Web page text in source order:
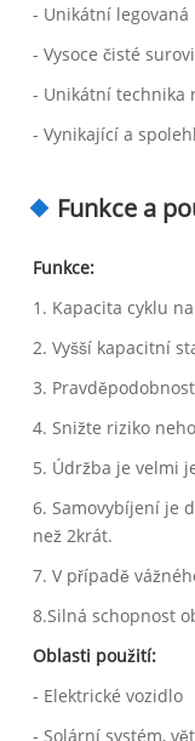
- Unikátní
- Vysoce čisté
- Unikátní technika
- Vynikající a
Funkce a
Funkce:
1. Kapacita cyklu
2. Vyšší kapacitní
3.
4. Snižte riziko
5. Údržba je velmi
6. Samovybíjení je
než 2krát.
7. V případě
8.Silná schopnost
Oblasti použití:
- Elektrické vozidlo
- Solární systém,